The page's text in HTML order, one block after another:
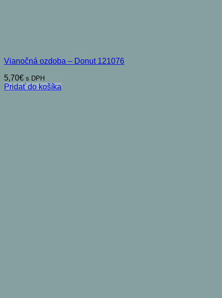
Vianočná ozdoba – Donut 121076
5,70€ s DPH
Pridať do košíka